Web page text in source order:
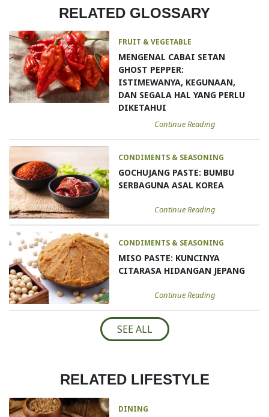
RELATED GLOSSARY
FRUIT & VEGETABLE
MENGENAL CABAI SETAN
GHOST PEPPER:
ISTIMEWANYA, KEGUNAAN,
DAN SEGALA HAL YANG PERLU
DIKETAHUI
Continue Reading
CONDIMENTS & SEASONING
GOCHUJANG PASTE: BUMBU
SERBAGUNA ASAL KOREA
Continue Reading
CONDIMENTS & SEASONING
MISO PASTE: KUNCINYA
CITARASA HIDANGAN JEPANG
Continue Reading
SEE ALL
RELATED LIFESTYLE
DINING